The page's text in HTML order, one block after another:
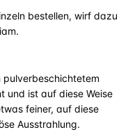
bestellen, wirf dazu
pulverbeschichtetem
und ist auf diese Weise
feiner, auf diese
Ausstrahlung.